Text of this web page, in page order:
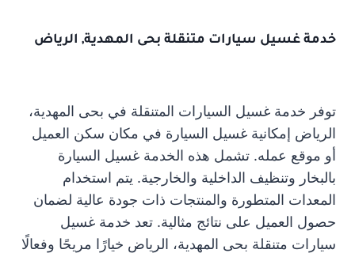
خدمة غسيل سيارات متنقلة بحى المهدية, الرياض
توفر خدمة غسيل السيارات المتنقلة في بحى المهدية،
الرياض إمكانية غسيل السيارة في مكان سكن العميل
أو موقع عمله. تشمل هذه الخدمة غسيل السيارة
بالبخار وتنظيف الداخلية والخارجية. يتم استخدام
المعدات المتطورة والمنتجات ذات جودة عالية لضمان
حصول العميل على نتائج مثالية. تعد خدمة غسيل
سيارات متنقلة بحى المهدية، الرياض خيارًا مريحًا وفعالًا